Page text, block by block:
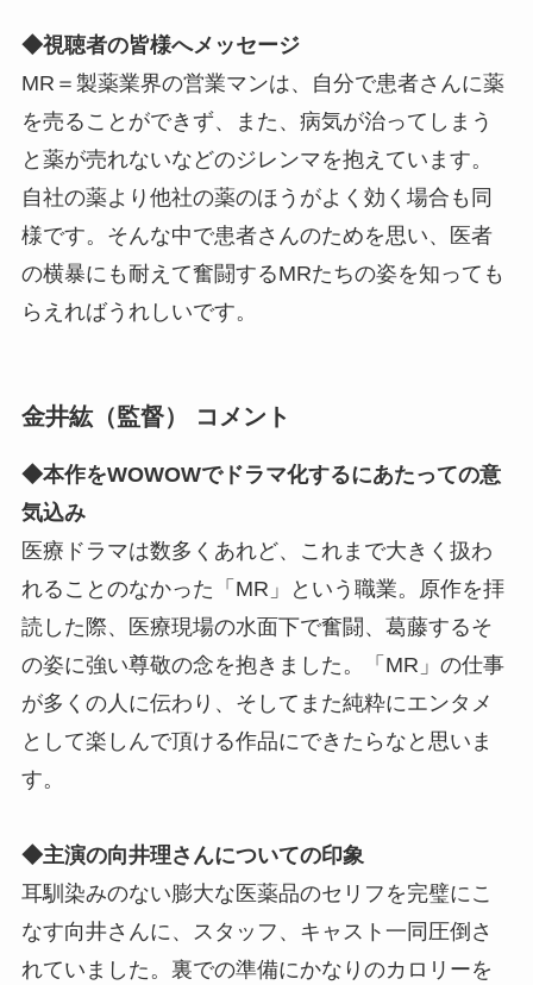
◆視聴者の皆様へメッセージ
MR＝製薬業界の営業マンは、自分で患者さんに薬
を売ることができず、また、病気が治ってしまう
と薬が売れないなどのジレンマを抱えています。
自社の薬より他社の薬のほうがよく効く場合も同
様です。そんな中で患者さんのためを思い、医者
の横暴にも耐えて奮闘するMRたちの姿を知っても
らえればうれしいです。
金井紘（監督） コメント
◆本作をWOWOWでドラマ化するにあたっての意
気込み
医療ドラマは数多くあれど、これまで大きく扱わ
れることのなかった「MR」という職業。原作を拝
読した際、医療現場の水面下で奮闘、葛藤するそ
の姿に強い尊敬の念を抱きました。「MR」の仕事
が多くの人に伝わり、そしてまた純粋にエンタメ
として楽しんで頂ける作品にできたらなと思いま
す。
◆主演の向井理さんについての印象
耳馴染みのない膨大な医薬品のセリフを完璧にこ
なす向井さんに、スタッフ、キャスト一同圧倒さ
れていました。裏での準備にかなりのカロリーを